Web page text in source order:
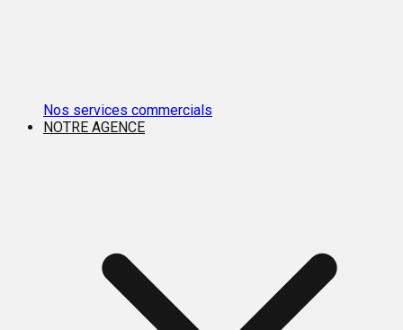
Nos services commercials
NOTRE AGENCE